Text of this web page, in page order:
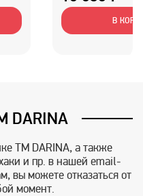
В
DARINA
TM DARINA, а также
и пр. в нашей email-
вы можете отказаться от
момент.